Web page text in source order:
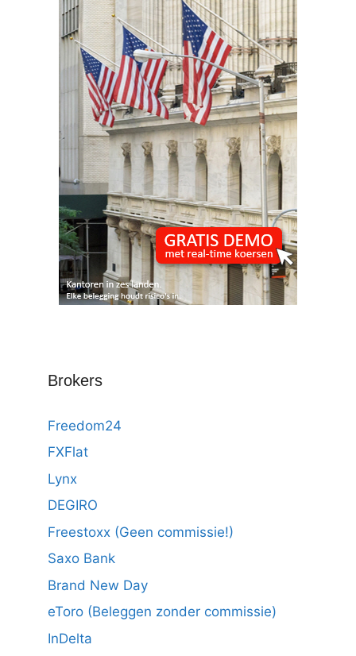
Brokers
Freedom24
FXFlat
Lynx
DEGIRO
Freestoxx (Geen commissie!)
Saxo Bank
Brand New Day
eToro (Beleggen zonder commissie)
InDelta